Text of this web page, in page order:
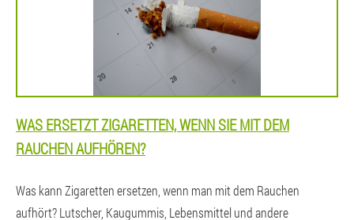
WAS ERSETZT ZIGARETTEN, WENN SIE MIT DEM
RAUCHEN AUFHÖREN?
Was kann Zigaretten ersetzen, wenn man mit dem Rauchen
aufhört? Lutscher, Kaugummis, Lebensmittel und andere